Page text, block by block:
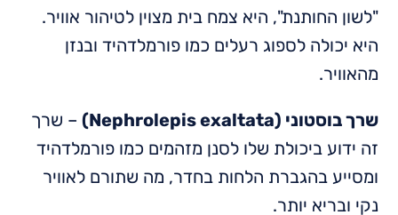
"לשון החותנת", היא צמח בית מצוין לטיהור אוויר.
היא יכולה לספוג רעלים כמו פורמלדהיד ובנזן
מהאוויר.
שרך בוסטוני (Nephrolepis exaltata)
– שרך
זה ידוע ביכולת שלו לסנן מזהמים כמו פורמלדהיד
ומסייע בהגברת הלחות בחדר, מה שתורם לאוויר
נקי ובריא יותר.